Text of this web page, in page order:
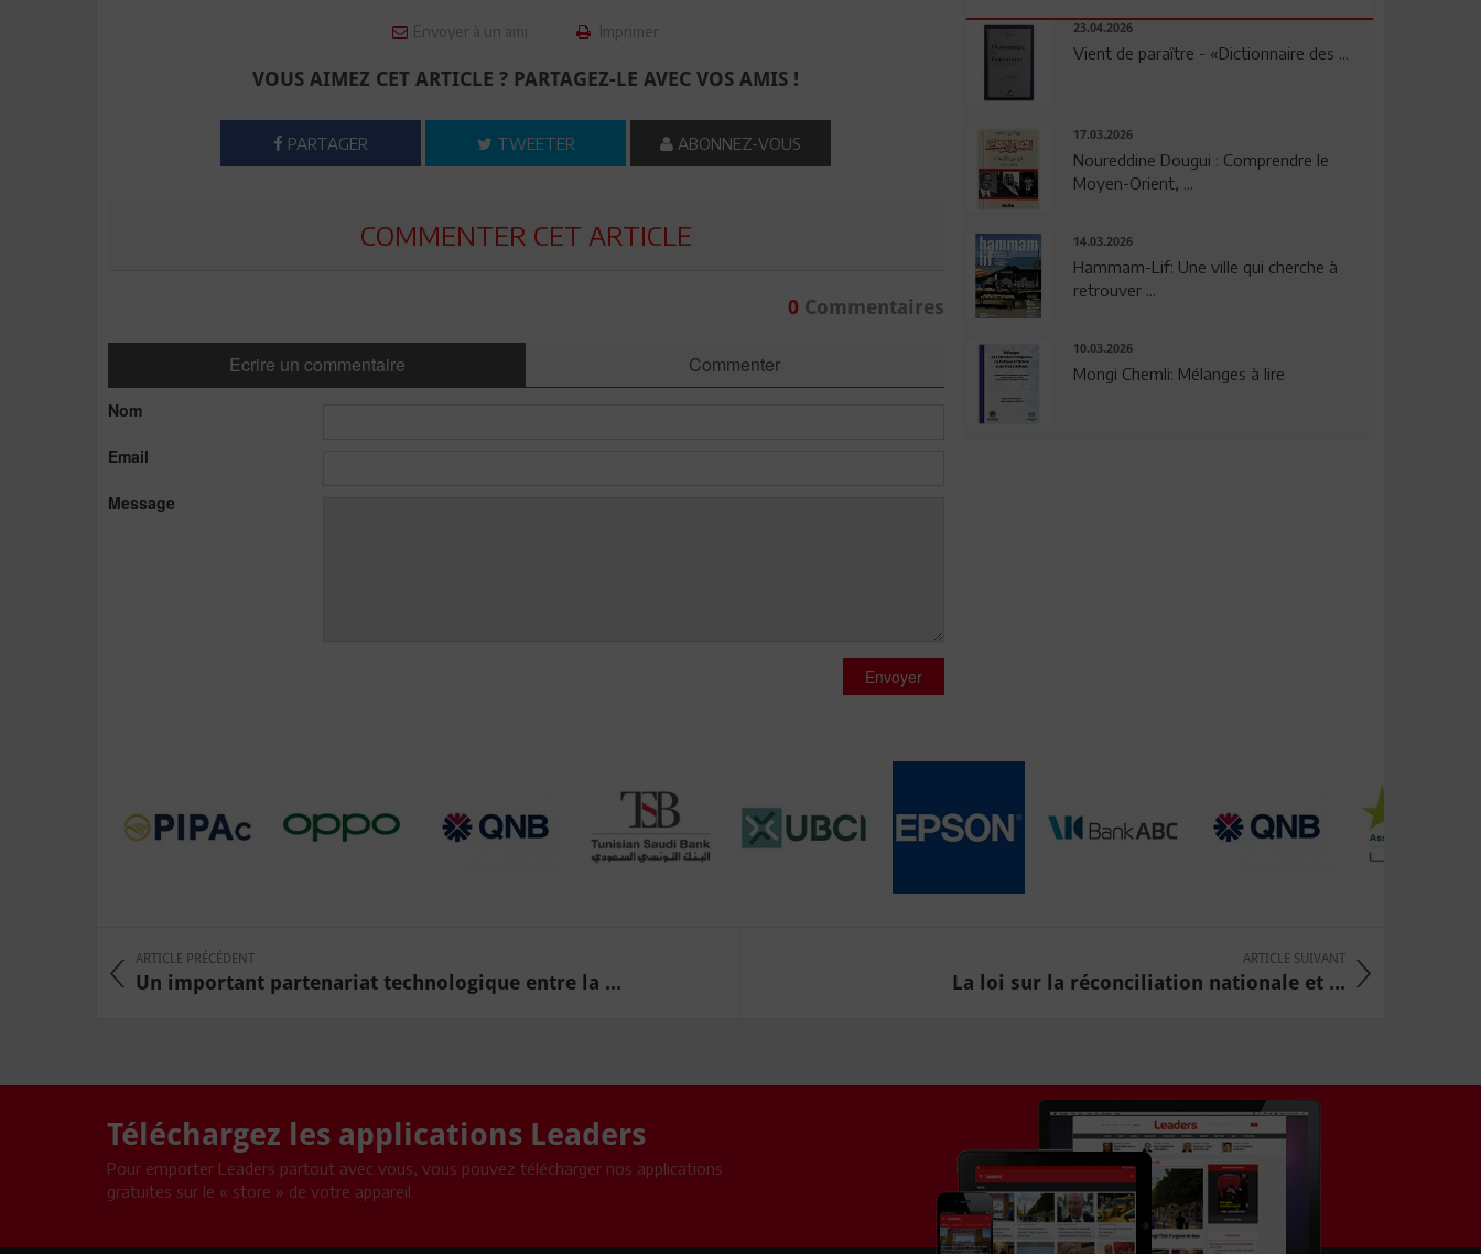
Envoyer à un ami Imprimer
VOUS AIMEZ CET ARTICLE ? PARTAGEZ-LE AVEC VOS AMIS !
PARTAGER TWEETER ABONNEZ-VOUS
COMMENTER CET ARTICLE
0Commentaires
Ecrire un commentaire Commenter
Nom
Email
Message
Envoyer
23.04.2026
Vient de paraître - «Dictionnaire des ...
17.03.2026
Noureddine Dougui : Comprendre le
Moyen-Orient, ...
14.03.2026
Hammam-Lif: Une ville qui cherche à
retrouver ...
10.03.2026
Mongi Chemli: Mélanges à lire
ARTICLE PRÉCÉDENT
Un important partenariat technologique entre la ...
ARTICLE SUIVANT
La loi sur la réconciliation nationale et ...
Téléchargez les applications Leaders
Pour emporter Leaders partout avec vous, vous pouvez télécharger nos applications
gratuites sur le « store » de votre appareil.